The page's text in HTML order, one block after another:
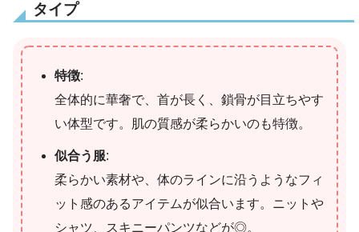
タイプ
特徴:
全体的に華奢で、首が長く、鎖骨が目立ちやす
い体型です。肌の質感が柔らかいのも特徴。
似合う服:
柔らかい素材や、体のラインに沿うようなフィ
ット感のあるアイテムが似合います。ニットや
シャツ、スキニーパンツなどが◎。